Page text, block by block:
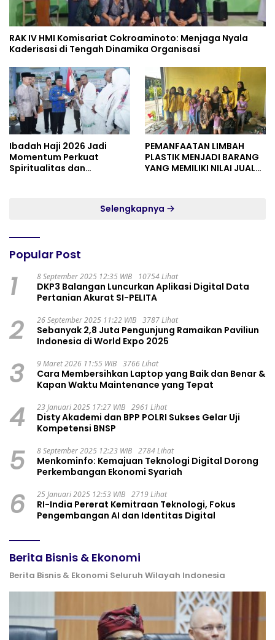
RAK IV HMI Komisariat Cokroaminoto: Menjaga Nyala
Kaderisasi di Tengah Dinamika Organisasi
Ibadah Haji 2026 Jadi
Momentum Perkuat
Spiritualitas dan
PEMANFAATAN LIMBAH
PLASTIK MENJADI BARANG
YANG MEMILIKI NILAI JUAL
Selengkapnya
Popular Post
1 8 September 2025 12:35 WIB 10754 Lihat
DKP3 Balangan Luncurkan Aplikasi Digital Data
Pertanian Akurat SI-PELITA
2 26 September 2025 11:22 WIB 3787 Lihat
Sebanyak 2,8 Juta Pengunjung Ramaikan Paviliun
Indonesia di World Expo 2025
3 9 Maret 2026 11:55 WIB 3766 Lihat
Cara Membersihkan Laptop yang Baik dan Benar &
Kapan Waktu Maintenance yang Tepat
4 23 Januari 2025 17:27 WIB 2961 Lihat
Disty Akademi dan BPP POLRI Sukses Gelar Uji
Kompetensi BNSP
5 8 September 2025 12:23 WIB 2784 Lihat
Menkominfo: Kemajuan Teknologi Digital Dorong
Perkembangan Ekonomi Syariah
6 25 Januari 2025 12:53 WIB 2719 Lihat
RI-India Pererat Kemitraan Teknologi, Fokus
Pengembangan AI dan Identitas Digital
Berita Bisnis & Ekonomi
Berita Bisnis & Ekonomi Seluruh Wilayah Indonesia